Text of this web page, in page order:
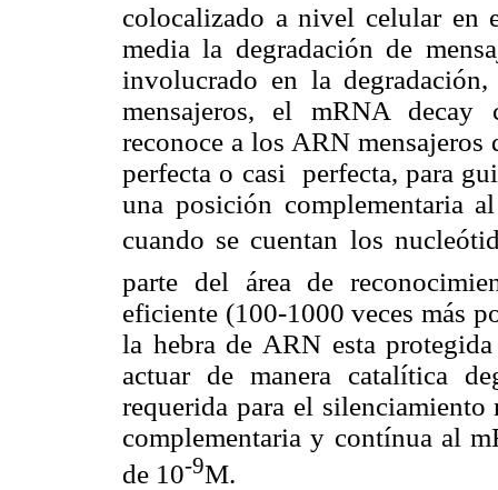
colocalizado a nivel celular en
media la degradación de
involucrado en la
mensajeros, el mRNA
reconoce a los ARN mensajeros
perfecta o casi perfecta, para
una posición complementaria
cuando se cuentan los
parte del área de
eficiente (100-1000 veces más
la hebra de ARN esta
actuar de manera catalítica
requerida para el
complementaria y contínua al
de 10-9M.